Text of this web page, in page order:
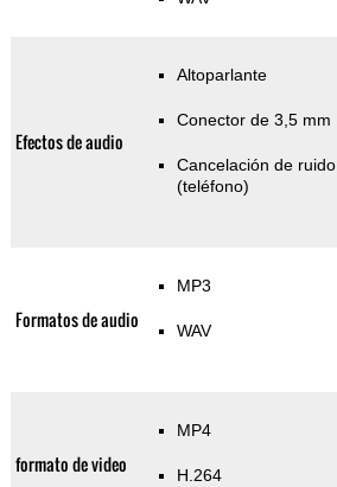
Efectos de audio
Altoparlante
Conector de 3,5 mm
Cancelación de ruido
(teléfono)
Formatos de audio
MP3
WAV
formato de video
MP4
H.264